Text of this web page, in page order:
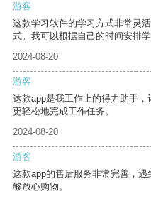
游客
这款学习软件的学习方式非常灵
式。我可以根据自己的时间安排学
2024-08-20
游客
这款app是我工作上的得力助手
更轻松地完成工作任务。
2024-08-20
游客
这款app的售后服务非常完善，
够放心购物。